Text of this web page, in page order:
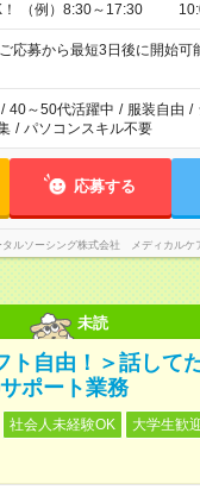
！ （例）8:30～17:30
みを合わせたい」 「できれ
ご希望に沿ったお仕事をご紹
へ 今ご覧のお仕事で希望す
務時間。 合計で週40時間を
応募から最短3日後に開始
/ 40～50代活躍中 / 服装自由 /
/ パソコンスキル不要
応募する
タルソーシング株式会社 メディカル
未読
ト自由！＞話して
ポート業務
社会人未経験OK 大学生歓